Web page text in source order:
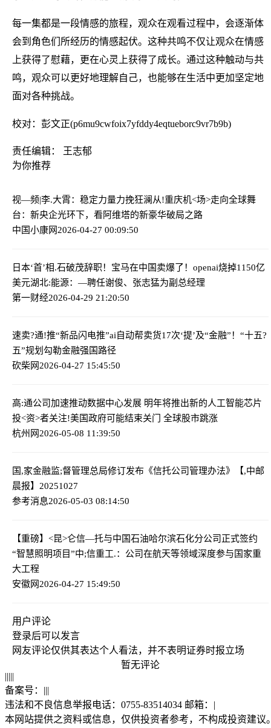
每一集都是一段情感的旅程，观众在观看过程中，会逐渐体
会到角色们所经历的情感起伏。这种共鸣不仅让观众在情感
上获得了慰藉，更在心灵上获得了成长。通过这种触动与共
鸣，观众可以更好地理解自己，也能够在生活中更加坚定地
面对各种挑战。
校对：彭文正(p6mu9cwfoix7yfddy4eqtueborc9vr7b9b)
责任编辑： 王志郁
为你推荐
视—频|李.大霄：稳定力量力挽狂澜 从!重庆机<场>走向全球舞
台：新央企光环下，看阿维塔的新豪华破局之路
中国小康网2026-04-27 00:09:50
日本‘首’相.石破茂辞职！宝马在中国卖爆了！openai烧掉1150亿
美元湖北:能源：—聘任谢俊、张志猛为副总经理
第一财经2026-04-29 21:20:50
速卖?通!推“新品闪电推”ai自动帮卖货17次‘提’及“金融”！“十五?
五”规划勾勒金融强国路径
砍柴网2026-04-27 15:45:50
高:通公司加速推动数据中心发展 明年将推出新的人工智能芯片
投<资>者关注!美国政府可能结束关门 全球股市跳涨
杭州网2026-05-08 11:39:50
国,家金融监;督管理总局修订发布《信托公司管理办法》
【,中邮
晨报】20251027
参考消息2026-05-03 08:14:50
【重磅】<昆>仑信—托与中国石油哈尔滨石化分公司正式签约
“智慧照明项目”中;信重工.：公司在航天等领域深度参与国家重
大工程
安徽网2026-04-27 15:49:50
用户评论
登录后可以发言
网友评论仅供其表达个人看法，并不表明证券时报立场
暂无评论
|||||
备案号： |||
违法和不良信息举报电话：0755-83514034 邮箱： |
本网站提供之资料或信息，仅供投资者参考，不构成投资建议